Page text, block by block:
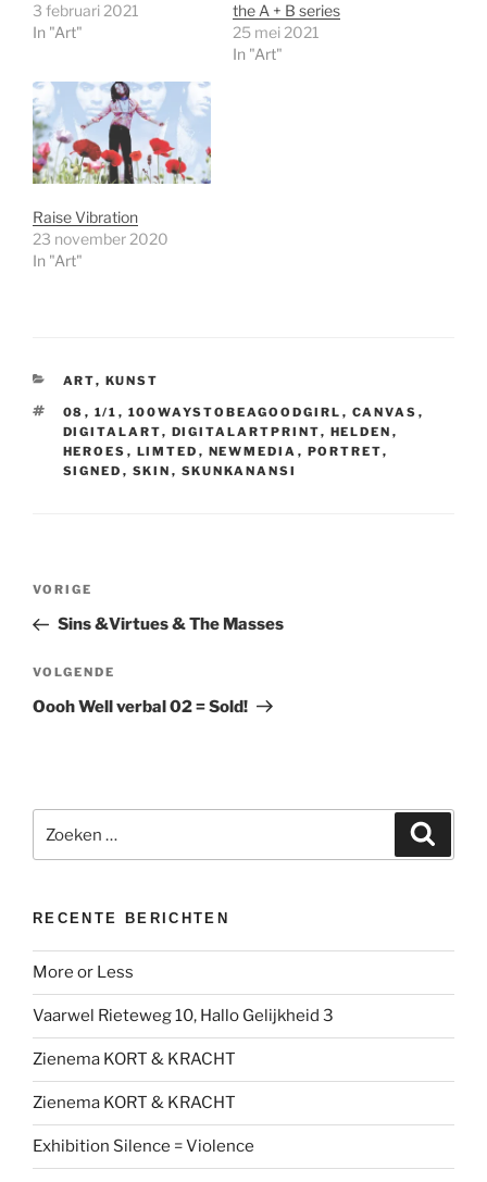
3 februari 2021
In "Art"
the A + B series
25 mei 2021
In "Art"
Raise Vibration
23 november 2020
In "Art"
CATEGORIEËN
ART, KUNST
TAGS
08 , 1/1 , 100WAYSTOBEAGOODGIRL , CANVAS ,
DIGITALART, DIGITALARTPRINT, HELDEN ,
HEROES , LIMTED , NEWMEDIA , PORTRET,
SIGNED , SKIN , SKUNKANANSI
Vorig
bericht
VORIGE
Sins &Virtues & The Masses
Volgend
bericht
VOLGENDE
Oooh Well verbal 02 = Sold!
naar:
RECENTE BERICHTEN
More or Less
Vaarwel Rieteweg 10, Hallo Gelijkheid 3
Zienema KORT & KRACHT
Zienema KORT & KRACHT
Exhibition Silence = Violence